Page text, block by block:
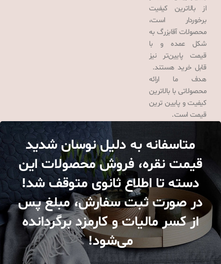
از بالاترین کیفیت
برخوردار است،
محصولات آقابزرگ به
شکل عمده و با
قیمت پایین‌تر نیز
قابل خرید هستند.
هدف ما ارائه
محصولاتی با بالاترین
کیفیت و پایین ترین
قیمت است.
متاسفانه به دلیل نوسان شدید
قیمت نقره، فروش محصولات این
دسته تا اطلاع ثانوی متوقف شد!
در صورت ثبت سفارش، مبلغ پس
از کسر مالیات و کارمزد برگردانده
می‌شود!